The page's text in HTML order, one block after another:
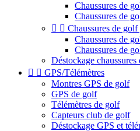
Chaussures de
Chaussures de
  Chaussures de
Chaussures de
Chaussures de
Déstockage chaussures
  GPS/Télémètres
Montres GPS de golf
GPS de golf
Télémètres de golf
Capteurs club de golf
Déstockage GPS et